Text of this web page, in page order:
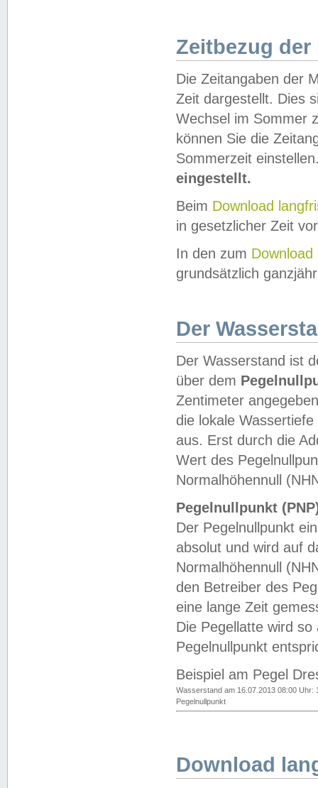
Zeitbezug der
Die Zeitangaben der
Zeit dargestellt. Dies
Wechsel im Sommer
können Sie die
Sommerzeit
eingestellt.
Beim Download
in gesetzlicher Zeit
In den zum Download
grundsätzlich
Der
Der Wasserstand ist
über dem
Zentimeter
die lokale
aus. Erst durch die
Wert des
Normalhöhennull
Pegelnullpunkt
Der Pegelnullpunkt
absolut und wird auf
Normalhöhennull
den Betreiber des
eine lange Zeit
Die Pegellatte wird
Pegelnullpunkt
Beispiel am Pegel
Wasserstand am 16.07.2013 08:00 Uhr:
Pegelnullpunkt
Download